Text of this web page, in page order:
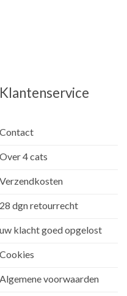
Klantenservice
Contact
Over 4 cats
Verzendkosten
28 dgn retourrecht
uw klacht goed opgelost
Cookies
Algemene voorwaarden